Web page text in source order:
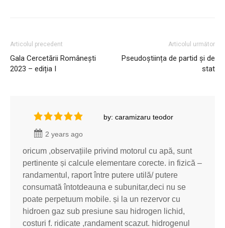
Articolul precedent
Gala Cercetării Românești
2023 – ediția I
Articolul următor
Pseudoștiința de partid și de
stat
by: caramizaru teodor
2 years ago
oricum ,observațiile privind motorul cu apă, sunt
pertinente și calcule elementare corecte. in fizică –
randamentul, raport între putere utilă/ putere
consumată întotdeauna e subunitar,deci nu se
poate perpetuum mobile. și la un rezervor cu
hidroen gaz sub presiune sau hidrogen lichid,
costuri f. ridicate ,randament scazut. hidrogenul